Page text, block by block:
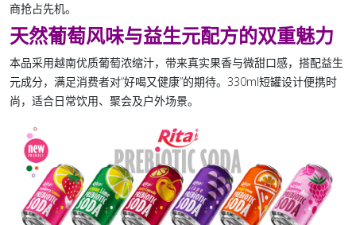
商抢占先机。
天然葡萄风味与益生元配方的双重魅力
本品采用越南优质葡萄浓缩汁，带来真实果香与微甜口感，搭配益生
元成分，满足消费者对“好喝又健康”的期待。330ml短罐设计便携时
尚，适合日常饮用、聚会及户外场景。